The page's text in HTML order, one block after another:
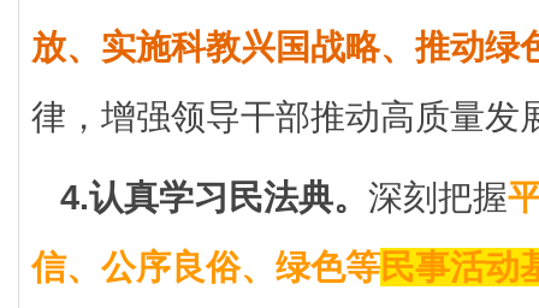
放、实施科教兴国战略、推动绿
律，增强领导干部推动高质量发
4.认真学习民法典。 深刻把握
信、公序良俗、绿色等民事活动